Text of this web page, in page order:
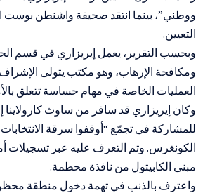
ووطني”، بينما انتقد صحيفة واشنطن
التعيين.
وبحسب التقرير، يعمل إيريزاري في قسم
ومكافحة الإرهاب، وهو مكتب يتولى
العمليات الخاصة في مهام حساسة تتعلق
وكان إيريزاري قد سافر من ساوث
للمشاركة في تجمّع “أوقفوا سرقة
الكونغرس. وتم التعرف عليه عبر تسجيلات
مبنى الكابيتول من نافذة محطمة.
واعترف بالذنب في تهمة دخول منطقة